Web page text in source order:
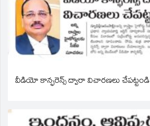
వీడియో కాన్ఫరెన్స్ ద్వారా విచారణలు చేపట్టండి